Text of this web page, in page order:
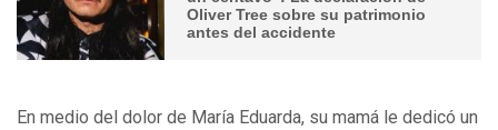
Oliver Tree sobre su patrimonio
antes del accidente
En medio del dolor de María Eduarda, su mamá le dedicó un